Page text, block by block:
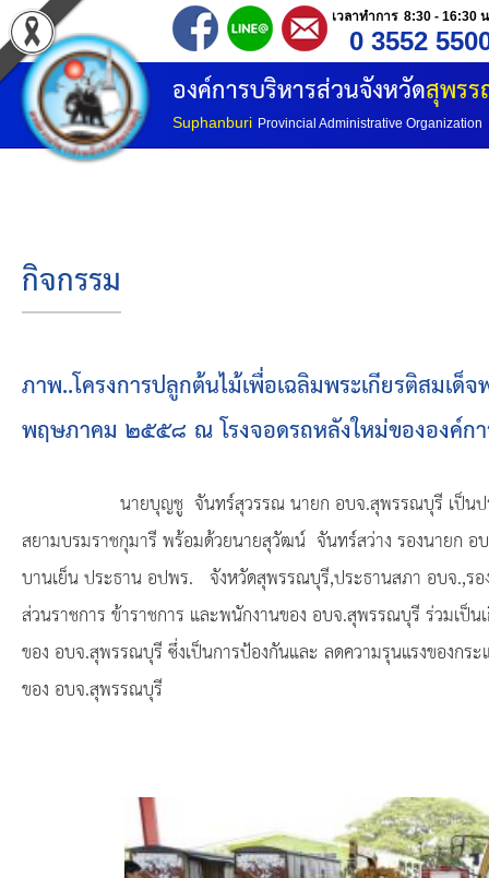
เวลาทำการ 8:30 - 16:30
0 3552
องค์การบริหารส่วนจังหวัดสุพร
Suphanburi Provincial Administrative Organization
หน้าแรก
ประวัติ อบจ
โครงสร้างองค์กร
โครงสร้างการแบ่งส่วนราชการ
วิสัยทัศน์
ยุทธศาสตร์การพัฒนา
ประวัตินายก
รายการ อบจ.สัมพันธ์
กิจกรรม
ประกาศจัดซื้อ-จัดจ้าง
ประกาศจัดซื้อ-จัดจ้างภาครัฐ
กิจกรรม
ภาพ..โครงการปลูกต้นไม้เพื่อเฉลิมพระเกียรติสมเ
พฤษภาคม ๒๕๕๘ ณ โรงจอดรถหลังใหม่ขององค์ก
นายบุญชู จันทร์สุวรรณ นายก อบจ.สุพรรณบุรี เป็นประธาน
สยามบรมราชกุมารี พร้อมด้วยนายสุวัฒน์ จันทร์สว่าง รองนายก
บานเย็น ประธาน อปพร. จังหวัดสุพรรณบุรี,ประธานสภา อบจ.,ร
ส่วนราชการ ข้าราชการ และพนักงานของ อบจ.สุพรรณบุรี ร่วมเป็
ของ อบจ.สุพรรณบุรี ซึ่งเป็นการป้องกันและ ลดความรุนแรงของ
ของ อบจ.สุพรรณบุรี